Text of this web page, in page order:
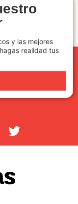
y las mejores
realidad tus